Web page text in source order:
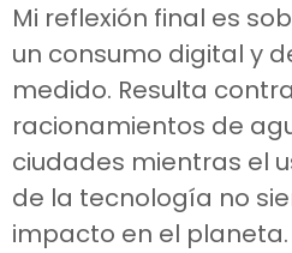
Mi reflexión final es
un consumo digital y
medido. Resulta
racionamientos de
ciudades mientras el
de la tecnología no
impacto en el planeta.